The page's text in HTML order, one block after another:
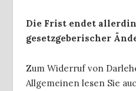
Die Frist endet
gesetzgeberischer
Zum Widerruf von
Allgemeinen lesen Sie